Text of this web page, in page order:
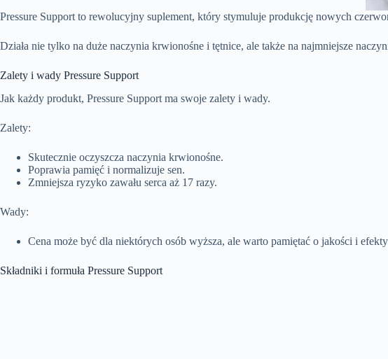
Pressure Support to rewolucyjny suplement, który stymuluje produkcję nowych
Działa nie tylko na duże naczynia krwionośne i tętnice, ale także na najmniejsze
Zalety i wady Pressure Support
Jak każdy produkt, Pressure Support ma swoje zalety i wady.
Zalety:
Skutecznie oczyszcza naczynia krwionośne.
Poprawia pamięć i normalizuje sen.
Zmniejsza ryzyko zawału serca aż 17 razy.
Wady:
Cena może być dla niektórych osób wyższa, ale warto pamiętać o jakości i
Składniki i formuła Pressure Support